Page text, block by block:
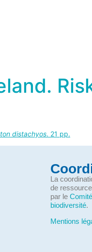
distachyos. 21 pp.
La
de
par le
biodiversité.
Mentions